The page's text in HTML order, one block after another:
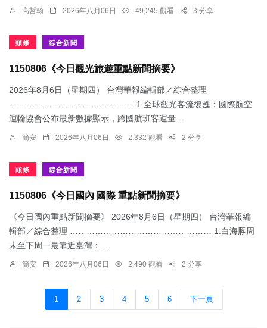
高哲翰 2026年八月06日 49,245 觀看 3 分享
頭條 綜合新聞
1150806《今日觀光旅遊重點新聞摘要》
2026年8月6日（星期四） 台灣華報編輯部／綜合整理
……………………………………… 1.​全球觀光客流復甦：國際航空
運輸協會公布最新數據顯示，跨國航班客運量...
簡安 2026年八月06日 2,332 觀看 2 分享
頭條 綜合新聞
1150806《今日國內 國際 重點新聞摘要》
《今日國內重點新聞摘要》 2026年8月6日（星期四） 台灣華報編
輯部／綜合整理 …………………………………………… 1.​白海豚周
末至下周一最靠近臺灣：...
簡安 2026年八月06日 2,490 觀看 2 分享
1 2 3 4 5 6 下一頁